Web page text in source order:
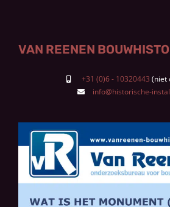
VAN REENEN
+31 (0)6 - 10320443
info@historische-